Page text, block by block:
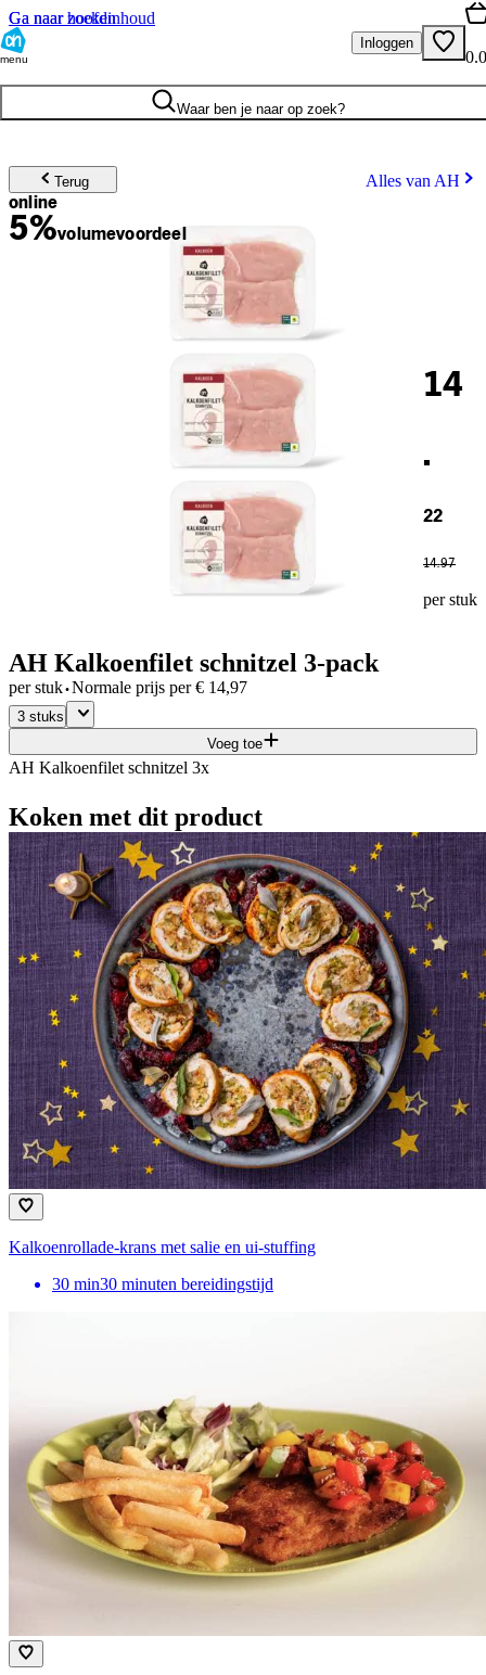
Ga naar hoofdinhoud
Ga naar zoeken
menu
Inloggen
Waar ben je naar op zoek?
Terug Alles van AH
online
5%volumevoordeel
14
.
22
14.97
per stuk
AH Kalkoenfilet schnitzel 3-pack
per stuk·Normale prijs per € 14,97
3 stuks
Voeg toe
AH Kalkoenfilet schnitzel 3x
Koken met dit product
Kalkoenrollade-krans met salie en ui-stuffing
30 min30 minuten bereidingstijd